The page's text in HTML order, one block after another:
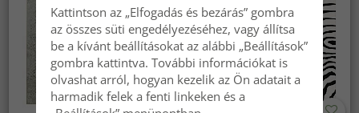
Kattintson az „Elfogadás és bezárás” gombra
az összes süti engedélyezéséhez, vagy állítsa
be a kívánt beállításokat az alábbi „Beállítások”
gombra kattintva. További információkat is
olvashat arról, hogyan kezelik az Ön adatait a
harmadik felek a fenti linkeken és a